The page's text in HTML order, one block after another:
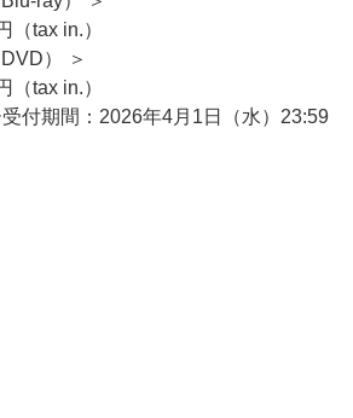
（tax in.）
） ＞
（tax in.）
付期間：2026年4月1日（水）23:59